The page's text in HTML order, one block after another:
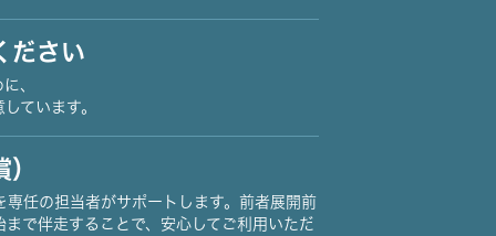
ださい
、
ています。
任の担当者がサポートします。前者展開前
で伴走することで、安心してご利用いただ